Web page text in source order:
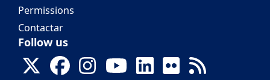
Permissions
Contactar
Follow us